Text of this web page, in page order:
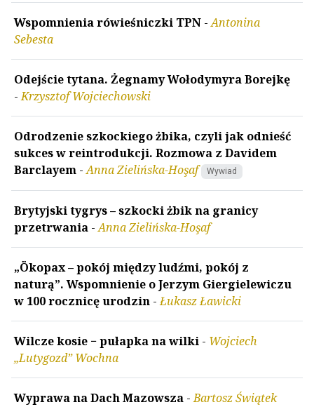
Wspomnienia rówieśniczki TPN -Antonina
Sebesta
Odejście tytana. Żegnamy Wołodymyra Borejkę
-Krzysztof Wojciechowski
Odrodzenie szkockiego żbika, czyli jak odnieść
sukces w reintrodukcji. Rozmowa z Davidem
Barclayem -Anna Zielińska-Hoşaf Wywiad
Brytyjski tygrys – szkocki żbik na granicy
przetrwania -Anna Zielińska-Hoşaf
„Ökopax – pokój między ludźmi, pokój z
naturą”. Wspomnienie o Jerzym Giergielewiczu
w 100 rocznicę urodzin -Łukasz Ławicki
Wilcze kosie − pułapka na wilki - Wojciech
„Lutygozd” Wochna
Wyprawa na Dach Mazowsza -Bartosz Świątek